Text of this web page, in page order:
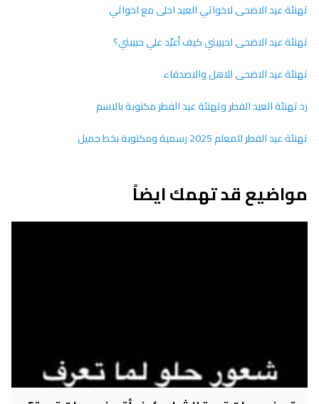
تهنئة عيد الاضحى لاخواتي العيد احلى مع اخواتي
تهنئة عيد الاضحى لحبيبتي كيف أعيّد علي حبيبتي؟
تهنئة عيد الاضحى للاهل والاصدقاء
رد تهنئة العيد الفطر وتهنئة عيد الفطر مكتوبة بالاسم
تهنئة عيد الفطر للمعلم 2025 رسمية ومكتوبة بخط جميل
مواضيع قد تهمك ايضاً